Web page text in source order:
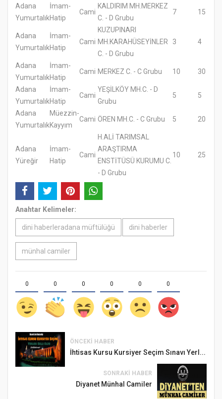
Adana
Yumurtalık
İmam-
Hatip
Cami
KALDIRIM MH.MERKEZ
C. - D Grubu
7 15
Adana
Yumurtalık
İmam-
Hatip
Cami
KUZUPINARI
MH.KARAHÜSEYİNLER
C. - D Grubu
3 4
Adana
Yumurtalık
İmam-
Hatip
Cami MERKEZ C. - C Grubu 10 30
Adana
Yumurtalık
İmam-
Hatip
Cami
YEŞİLKÖY MH.C. - D
Grubu
5 5
Adana
Yumurtalık
Müezzin-
Kayyım
Cami ÖREN MH.C. - C Grubu 5 20
Adana
Yüreğir
İmam-
Hatip
Cami
H.ALİ TARIMSAL
ARAŞTIRMA
ENSTİTÜSÜ KURUMU C.
- D Grubu
10 25
Anahtar Kelimeler:
dini haberleradana müftülüğü dini haberler
münhal camiler
0 0 0 0 0 0
ÖNCEKI HABER
İhtisas Kursu Kursiyer Seçim Sınavı Yerl...
SONRAKI HABER
Diyanet Münhal Camiler